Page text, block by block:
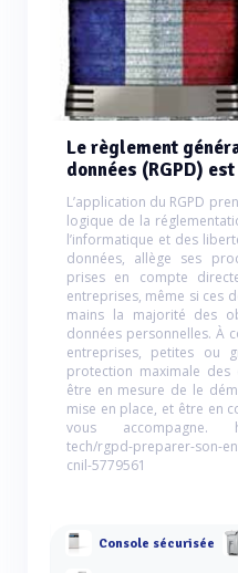
Le règlement
données (RGPD)
L’application du RGPD
logique de la
l’informatique et des
données, allège ses
prises en compte
entreprises, même si ces
mains la majorité des
données personnelles. À
entreprises, petites ou
protection maximale
être en mesure de le
mise en place, et être en
vous accompagne.
tech/rgpd-preparer-son-
cnil-5779561
Console sécurisée